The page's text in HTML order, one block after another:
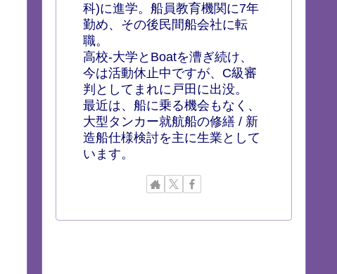
科)に進学。船員教育機関に7年
勤め、その後民間船会社に転
職。
高校-大学とBoatを漕ぎ続け、
今は活動休止中ですが、C級審
判としてまれに戸田に出没。
最近は、船に乗る機会もなく、
大型タンカー就航船の修繕 / 新
造船仕様検討を主に生業として
います。